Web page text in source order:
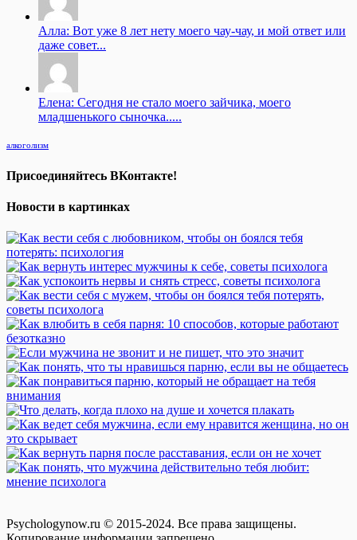
Алла: Вот уже 8 лет нету моего чау-чау, и мой ответ или
даже совет...
Елена: Сегодня не стало моего зайчика, моего
младшенького сыночка.....
алкоголизм
Присоединяйтесь ВКонтакте!
Новости в картинках
Psychologynow.ru © 2015-2024. Все права защищены.